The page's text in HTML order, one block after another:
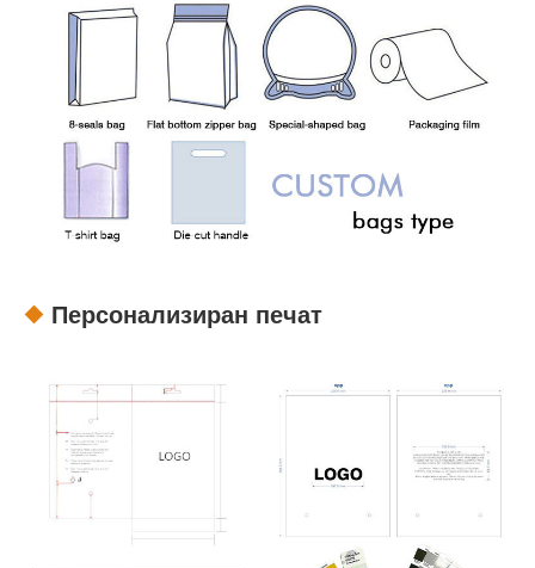
Персонализиран печат